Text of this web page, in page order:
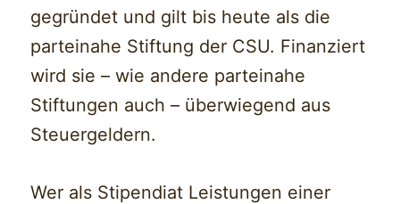
gegründet und gilt bis heute als die
parteinahe Stiftung der CSU. Finanziert
wird sie – wie andere parteinahe
Stiftungen auch – überwiegend aus
Steuergeldern.
Wer als Stipendiat Leistungen einer